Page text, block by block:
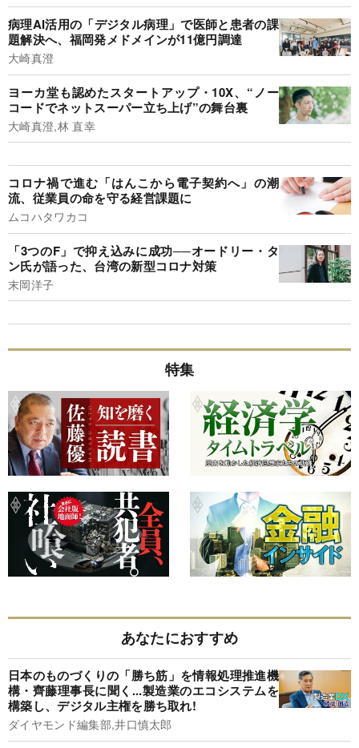
病理AI活用の「デジタル病理」で医師と患者の課
題解決へ、福岡発メドメインが11億円調達
大崎真澄
ヨーカ堂も認めたスタートアップ・10X、“ノー
コードでネットスーパー立ち上げ”の舞台裏
大崎真澄,林 直幸
コロナ禍で進む「はんこから電子契約へ」の潮
流、従業員の命を守る経営課題に
ムコハタワカコ
「3つのF」で抑え込みに成功──オードリー・タ
ン氏が語った、台湾の新型コロナ対策
末岡洋子
特集
あなたにおすすめ
日本のものづくりの「勝ち筋」を情報処理推進機
構・齊藤理事長に聞く...製造業のエコシステムを
構築し、デジタル主権を勝ち取れ!
ダイヤモンド編集部,井口慎太郎